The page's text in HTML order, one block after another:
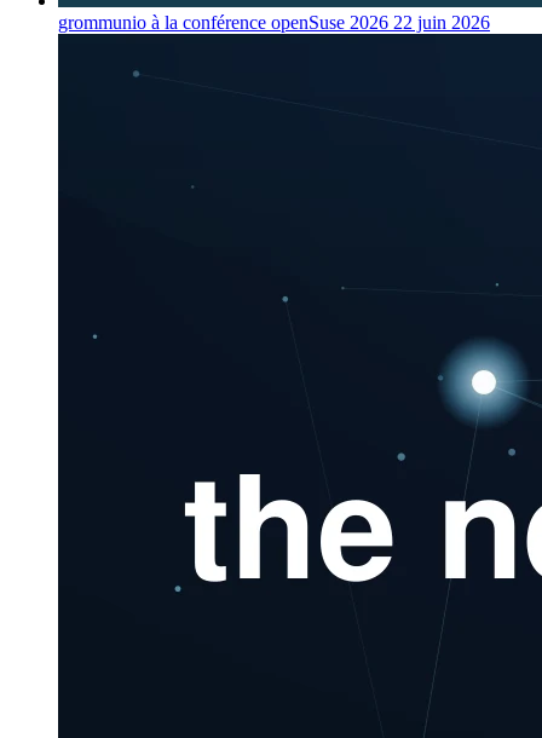
grommunio à la conférence openSuse 2026 22 juin 2026